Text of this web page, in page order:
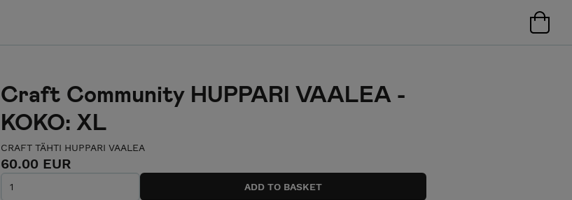
Craft Community HUPPARI VAALEA -
KOKO: XL
CRAFT TÄHTI HUPPARI VAALEA
60.00 EUR